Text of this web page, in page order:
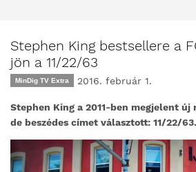
Stephen King bestsellere a
jön a 11/22/63
MinDig TV Extra 2016. február 1.
Stephen King a 2011-ben megjelent új
de beszédes címet választott: 11/22/63.